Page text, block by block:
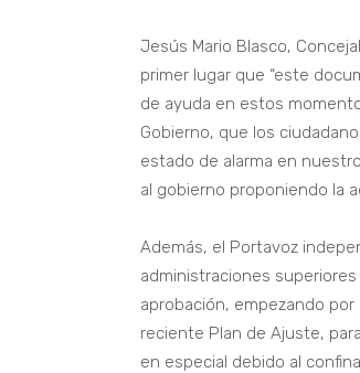
Jesús Mario Blasco,
primer lugar que “este
de ayuda en estos
Gobierno, que los
estado de alarma en
al gobierno proponiendo la
Además, el Portavoz
administraciones
aprobación, empezando
reciente Plan de Ajuste,
en especial debido al